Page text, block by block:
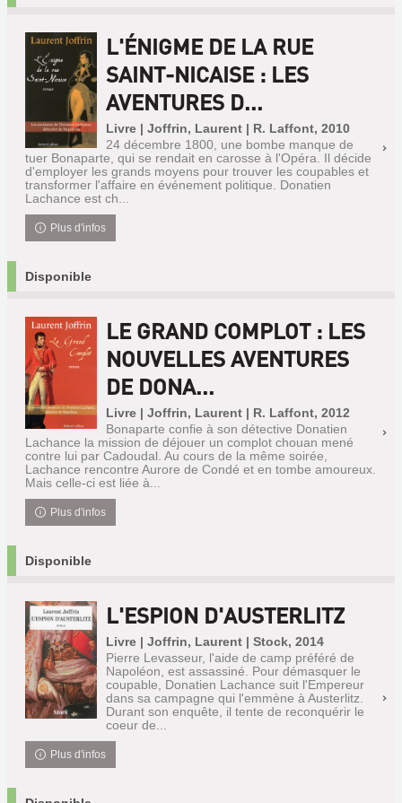
L'ÉNIGME DE LA RUE
SAINT-NICAISE : LES
AVENTURES D...
Livre | Joffrin, Laurent | R. Laffont, 2010
24 décembre 1800, une bombe manque de
tuer Bonaparte, qui se rendait en carosse à l'Opéra. Il décide
d'employer les grands moyens pour trouver les coupables et
transformer l'affaire en événement politique. Donatien
Lachance est ch...
Plus d'infos
Disponible
LE GRAND COMPLOT : LES
NOUVELLES AVENTURES
DE DONA...
Livre | Joffrin, Laurent | R. Laffont, 2012
Bonaparte confie à son détective Donatien
Lachance la mission de déjouer un complot chouan mené
contre lui par Cadoudal. Au cours de la même soirée,
Lachance rencontre Aurore de Condé et en tombe amoureux.
Mais celle-ci est liée à...
Plus d'infos
Disponible
L'ESPION D'AUSTERLITZ
Livre | Joffrin, Laurent | Stock, 2014
Pierre Levasseur, l'aide de camp préféré de
Napoléon, est assassiné. Pour démasquer le
coupable, Donatien Lachance suit l'Empereur
dans sa campagne qui l'emmène à Austerlitz.
Durant son enquête, il tente de reconquérir le
coeur de...
Plus d'infos